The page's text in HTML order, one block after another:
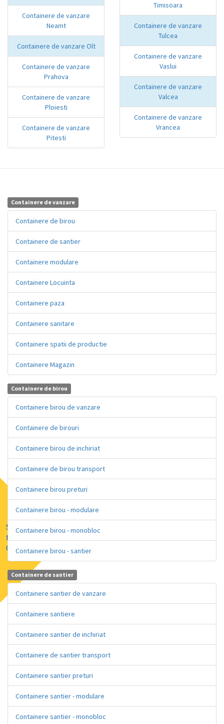
Solutii de
finatare prin
GRENKE
Containere de vanzare
Neamt
Containere de vanzare Olt
Containere de vanzare
Prahova
Containere de vanzare
Ploiesti
Containere de vanzare
Pitesti
Timisoara
Containere de vanzare
Tulcea
Containere de vanzare
Vaslui
Containere de vanzare
Valcea
Containere de vanzare
Vrancea
Containere de vanzare
Containere de birou
Containere de santier
Containere modulare
Containere Locuinta
Containere paza
Containere sanitare
Containere spatii de productie
Containere Magazin
Containere de birou
Containere birou de vanzare
Containere de birouri
Containere birou de inchiriat
Containere de birou transport
Containere birou preturi
Containere birou - modulare
Containere birou - monobloc
Containere birou - santier
Containere de santier
Containere santier de vanzare
Containere santiere
Containere santier de inchiriat
Containere de santier transport
Containere santier preturi
Containere santier - modulare
Containere santier - monobloc